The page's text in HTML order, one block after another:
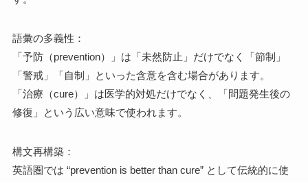
語彙の多義性：
「予防（prevention）」は「未然防止」だけでなく「節制」
「警戒」「自制」といった含意を含む場合があります。
「治療（cure）」は医学的対処だけでなく、「問題発生後の
修復」という広い意味で使われます。
構文再構築：
英語圏では “prevention is better than cure” として伝統的に使